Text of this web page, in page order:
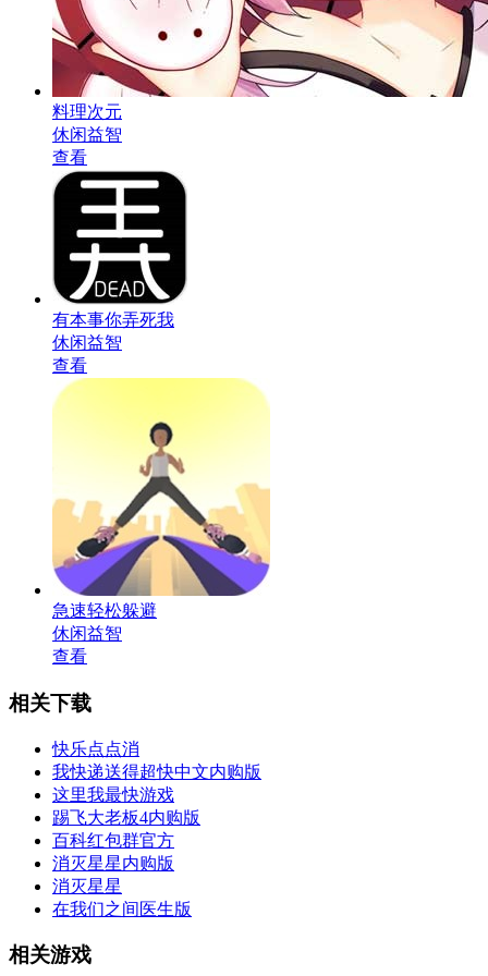
料理次元
休闲益智
查看
有本事你弄死我
休闲益智
查看
急速轻松躲避
休闲益智
查看
相关下载
快乐点点消
我快递送得超快中文内购版
这里我最快游戏
踢飞大老板4内购版
百科红包群官方
消灭星星内购版
消灭星星
在我们之间医生版
相关游戏